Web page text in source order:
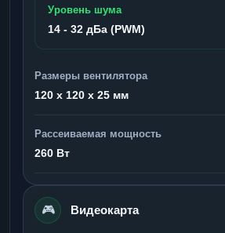
Уровень шума
14 - 32 дБа (PWM)
Размеры вентилятора
120 x 120 x 25 мм
Рассеиваемая мощность
260 Вт
🎮 Видеокарта